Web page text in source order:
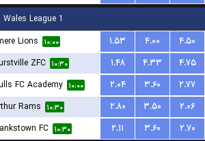
League 1
Lions ۱۰:۰۰ ۱.۵۳ ۴.۰۰
۴.۵۰
ZFC ۱۰:۳۰ ۱.۴۸ ۴.۳۳
۴.۷۵
FC Academy ۱۰:۰۰ ۲.۰۴ ۳.۶۰
۲.۷۷
Rams ۱۰:۳۰ ۲.۸۰ ۳.۵۰
۲.۰۶
۱۰:۳۰ ۲.۱۱ ۳.۶۰
۲.۷۰